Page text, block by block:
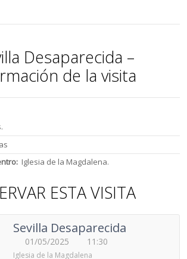
Desaparecida –
de la visita
Iglesia de la Magdalena.
ESTA VISITA
Sevilla Desaparecida
01/05/2025 11:30
Iglesia de la Magdalena